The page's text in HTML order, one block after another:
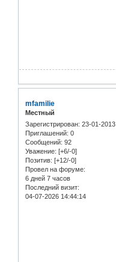
mfamilie
Местный
Зарегистрирован: 23-01-2013
Приглашений: 0
Сообщений: 92
Уважение: [+6/-0]
Позитив: [+12/-0]
Провел на форуме:
6 дней 7 часов
Последний визит:
04-07-2026 14:44:14